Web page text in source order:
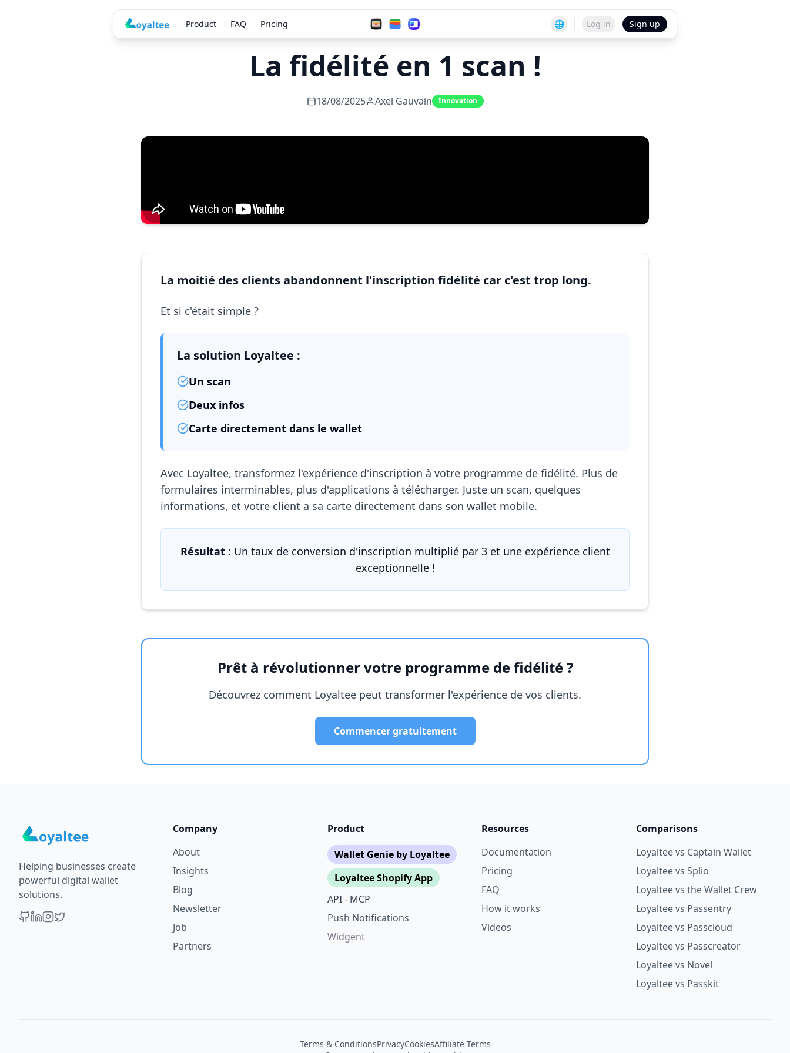
Product FAQ Pricing 🌐 Log in Sign up
Back to blog
La fidélité en 1 scan !
18/08/2025 Axel Gauvain Innovation
La moitié des clients abandonnent l'inscription fidélité car c'est trop long.
Et si c'était simple ?
La solution Loyaltee :
Un scan
Deux infos
Carte directement dans le wallet
Avec Loyaltee, transformez l'expérience d'inscription à votre programme de fidélité. Plus de
formulaires interminables, plus d'applications à télécharger. Juste un scan, quelques
informations, et votre client a sa carte directement dans son wallet mobile.
Résultat : Un taux de conversion d'inscription multiplié par 3 et une expérience client
exceptionnelle !
Prêt à révolutionner votre programme de fidélité ?
Découvrez comment Loyaltee peut transformer l'expérience de vos clients.
Commencer gratuitement
Helping businesses create
powerful digital wallet
solutions.
Company
About
Insights
Blog
Newsletter
Job
Partners
Product
Wallet Genie by Loyaltee
Loyaltee Shopify App
API - MCP
Push Notifications
Widgent
Resources
Documentation
Pricing
FAQ
How it works
Videos
Comparisons
Loyaltee vs Captain Wallet
Loyaltee vs Splio
Loyaltee vs the Wallet Crew
Loyaltee vs Passentry
Loyaltee vs Passcloud
Loyaltee vs Passcreator
Loyaltee vs Novel
Loyaltee vs Passkit
Terms & ConditionsPrivacyCookiesAffiliate Terms